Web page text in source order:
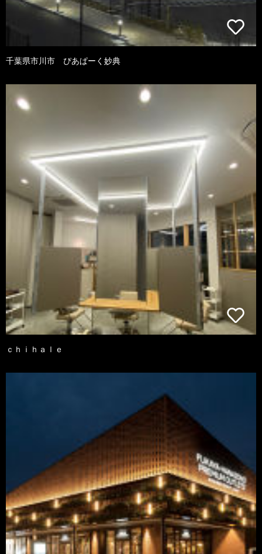
千葉県市川市 ぴあぱーく妙典
ｃｈｉｈａｌｅ